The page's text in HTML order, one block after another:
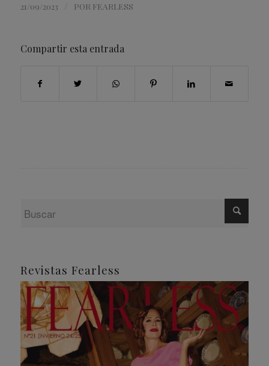
21/09/2023 POR FEARLESS
Compartir esta entrada
Revistas Fearless